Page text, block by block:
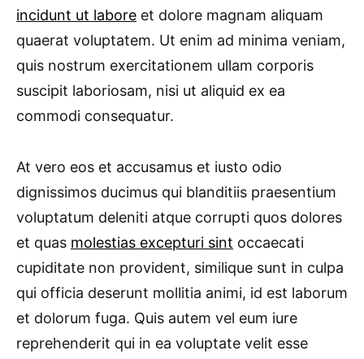
incidunt ut labore et dolore magnam aliquam
quaerat voluptatem. Ut enim ad minima veniam,
quis nostrum exercitationem ullam corporis
suscipit laboriosam, nisi ut aliquid ex ea
commodi consequatur.
At vero eos et accusamus et iusto odio
dignissimos ducimus qui blanditiis praesentium
voluptatum deleniti atque corrupti quos dolores
et quas molestias excepturi sint occaecati
cupiditate non provident, similique sunt in culpa
qui officia deserunt mollitia animi, id est laborum
et dolorum fuga. Quis autem vel eum iure
reprehenderit qui in ea voluptate velit esse